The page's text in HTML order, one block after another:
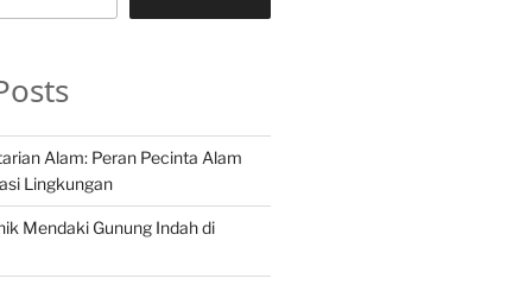
Alam: Peran Pecinta Alam
Lingkungan
Mendaki Gunung Indah di